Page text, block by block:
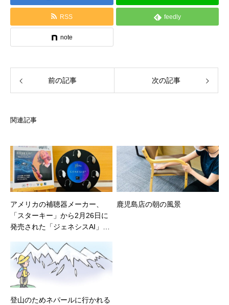
RSS feedly
note
前の記事 次の記事
関連記事
アメリカの補聴器メーカー、
「スターキー」から2月26日に
発売された「ジェネシスAI」を
鹿児島店の朝の風景
登山のためネパールに行かれる